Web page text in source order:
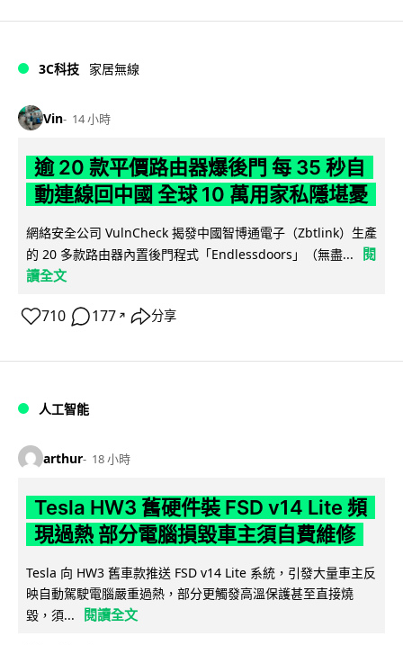
3C科技 家居無線
Vin 14 小時
逾 20 款平價路由器爆後門 每 35 秒自
動連線回中國 全球 10 萬用家私隱堪憂
網絡安全公司 VulnCheck 揭發中國智博通電子（Zbtlink）生產
的 20 多款路由器內置後門程式「Endlessdoors」（無盡...
閱
讀全文
710 177 ↗ 分享
人工智能
arthur 18 小時
Tesla HW3 舊硬件裝 FSD v14 Lite 頻
現過熱 部分電腦損毀車主須自費維修
Tesla 向 HW3 舊車款推送 FSD v14 Lite 系統，引發大量車主反
映自動駕駛電腦嚴重過熱，部分更觸發高溫保護甚至直接燒
毀，須...
閱讀全文